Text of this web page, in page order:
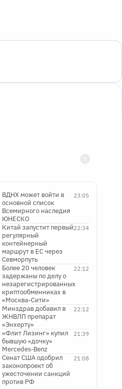
23:05
ВДНХ может войти в
основной список
Всемирного наследия
ЮНЕСКО
22:34
Китай запустит первый
регулярный
контейнерный
маршрут в ЕС через
Севморпуть
22:12
Более 20 человек
задержаны по делу о
незарегистрированных
криптообменниках в
«Москва-Сити»
22:12
Минздрав добавил в
ЖНВЛП препарат
«Энхерту»
21:39
«Флит Лизинг» купил
бывшую «дочку»
Mercedes-Benz
21:08
Сенат США одобрил
законопроект об
ужесточении санкций
против РФ